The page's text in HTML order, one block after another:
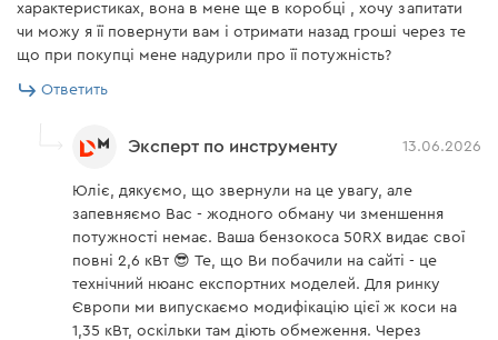
характеристиках, вона в мене ще в коробці , хочу запитати
чи можу я її повернути вам і отримати назад гроші через те
що при покупці мене надурили про її потужність?
Ответить
Эксперт по инструменту 13.06.2026
Юліє, дякуємо, що звернули на це увагу, але
запевняємо Вас - жодного обману чи зменшення
потужності немає. Ваша бензокоса 50RX видає свої
повні 2,6 кВт 😎 Те, що Ви побачили на сайті - це
технічний нюанс експортних моделей. Для ринку
Європи ми випускаємо модифікацію цієї ж коси на
1,35 кВт, оскільки там діють обмеження. Через